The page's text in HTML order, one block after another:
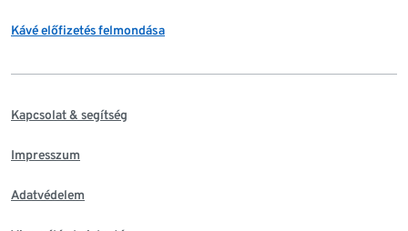
Kávé előfizetés felmondása
Kapcsolat & segítség
Impresszum
Adatvédelem